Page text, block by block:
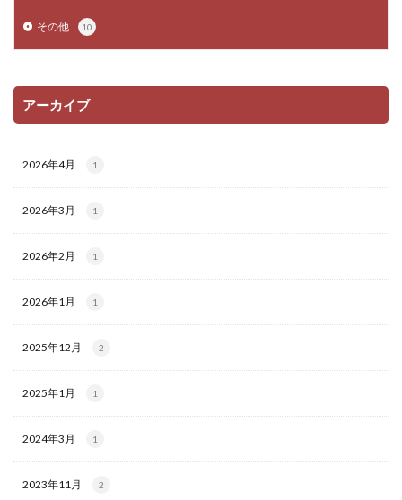
その他 10
アーカイブ
2026年4月 1
2026年3月 1
2026年2月 1
2026年1月 1
2025年12月 2
2025年1月 1
2024年3月 1
2023年11月 2